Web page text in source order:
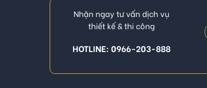
Nhận ngay tư vấn dịch vụ
thiết kế & thi công
HOTLINE: 0966-203-888